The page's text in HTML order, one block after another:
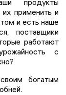
продукты
применить и
и есть наше
поставщики
работают
с
богатым